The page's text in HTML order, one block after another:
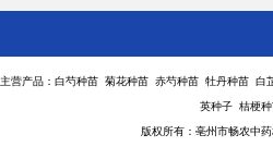
主营产品：白芍种苗 菊花种苗 赤芍种苗 牡丹种苗
英种子 桔梗
版权所有：亳州市畅农中